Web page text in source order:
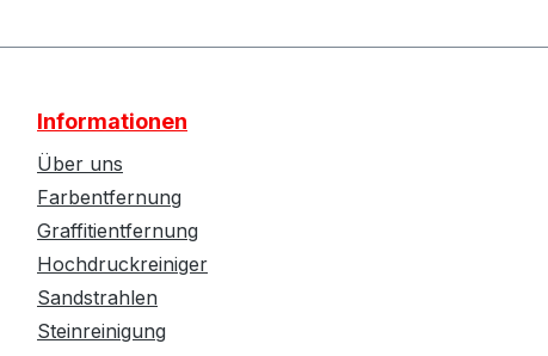
Informationen
Über uns
Farbentfernung
Graffitientfernung
Hochdruckreiniger
Sandstrahlen
Steinreinigung